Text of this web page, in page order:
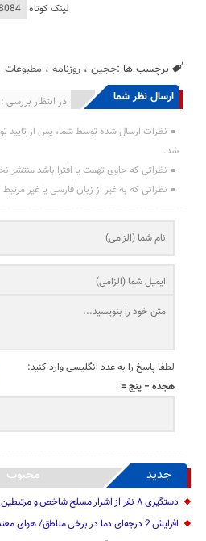
لینک کوتاه
برچسب ها :ججین ،روزنامه ، مطبوعات
ارسال نظر شما در انتظار بررسی : 0 انتشار یافته : 0
نظرات ارسال شده توسط شما، پس از تایید
شد.
نظراتی که حاوی تهمت یا افترا باشد منتشر
نظراتی که به غیر از زبان فارسی یا غیر
لطفا پاسخ را به عدد انگلیسی وارد کنید:
هجده − پنج =
جدید محبوب
دستگیری ۸ نفر از اشرار مسلح شاخص و مرتبطین گروهک‌های تروریستی
افزایش 2 درجه‌ای دما در برخی مناطق/ هوای معتدل در نوار شمالی ایران